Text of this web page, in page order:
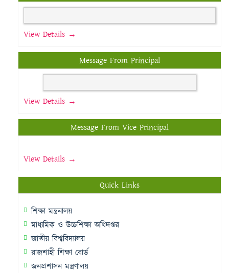
View Details →
Message From Principal
View Details →
Message From Vice Principal
View Details →
Quick Links
শিক্ষা মন্ত্রনালয়
মাধ্যমিক ও উচ্চশিক্ষা অধিদপ্তর
জাতীয় বিশ্ববিদ্যালয়
রাজশাহী শিক্ষা বোর্ড
জনপ্রশাসন মন্ত্রণালয়